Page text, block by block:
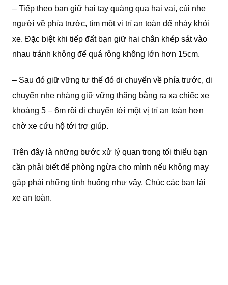
– Tiếp theo bạn giữ hai tay quàng qua hai vai, cúi nhẹ
người về phía trước, tìm một vị trí an toàn để nhảy khỏi
xe. Đặc biệt khi tiếp đất bạn giữ hai chân khép sát vào
nhau tránh không để quá rộng không lớn hơn 15cm.
– Sau đó giữ vững tư thế đó di chuyển về phía trước, di
chuyển nhẹ nhàng giữ vững thăng bằng ra xa chiếc xe
khoảng 5 – 6m rồi di chuyển tới một vị trí an toàn hơn
chờ xe cứu hộ tới trợ giúp.
Trên đây là những bước xử lý quan trong tối thiểu bạn
cần phải biết để phòng ngừa cho mình nếu không may
gặp phải những tình huống như vậy. Chúc các bạn lái
xe an toàn.